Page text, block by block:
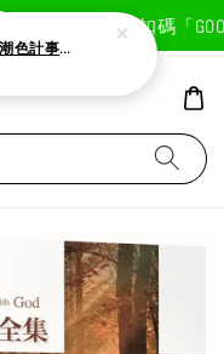
首次註冊輸入折扣碼「
好好閱讀T｜いくいく小高潮色計事務所X好好生活書店聯名款